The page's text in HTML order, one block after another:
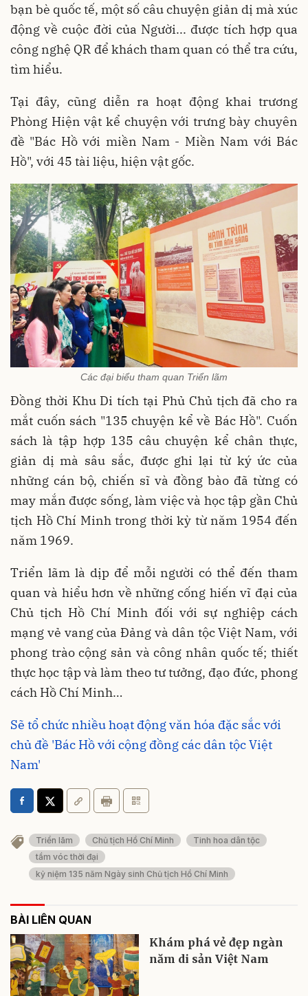
bạn bè quốc tế, một số câu chuyện giản dị mà xúc
động về cuộc đời của Người... được tích hợp qua
công nghệ QR để khách tham quan có thể tra cứu,
tìm hiểu.
Tại đây, cũng diễn ra hoạt động khai trương
Phòng Hiện vật kể chuyện với trưng bày chuyên
đề "Bác Hồ với miền Nam - Miền Nam với Bác
Hồ", với 45 tài liệu, hiện vật gốc.
Các đại biểu tham quan Triển lãm
Đồng thời Khu Di tích tại Phủ Chủ tịch đã cho ra
mắt cuốn sách "135 chuyện kể về Bác Hồ". Cuốn
sách là tập hợp 135 câu chuyện kể chân thực,
giản dị mà sâu sắc, được ghi lại từ ký ức của
những cán bộ, chiến sĩ và đồng bào đã từng có
may mắn được sống, làm việc và học tập gần Chủ
tịch Hồ Chí Minh trong thời kỳ từ năm 1954 đến
năm 1969.
Triển lãm là dịp để mỗi người có thể đến tham
quan và hiểu hơn về những cống hiến vĩ đại của
Chủ tịch Hồ Chí Minh đối với sự nghiệp cách
mạng vẻ vang của Đảng và dân tộc Việt Nam, với
phong trào cộng sản và công nhân quốc tế; thiết
thực học tập và làm theo tư tưởng, đạo đức, phong
cách Hồ Chí Minh…
Sẽ tổ chức nhiều hoạt động văn hóa đặc sắc với
chủ đề 'Bác Hồ với cộng đồng các dân tộc Việt
Nam'
Triển lãm Chủ tịch Hồ Chí Minh
Tinh hoa dân tộc
tầm vóc thời đại
kỷ niệm 135 năm Ngày sinh Chủ tịch Hồ Chí Minh
BÀI LIÊN QUAN
Khám phá vẻ đẹp ngàn
năm di sản Việt Nam